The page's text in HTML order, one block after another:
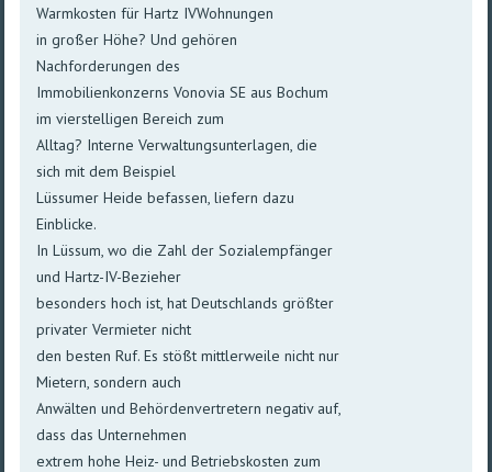
Warmkosten für Hartz IVWohnungen
in großer Höhe? Und gehören
Nachforderungen des
Immobilienkonzerns Vonovia SE aus Bochum
im vierstelligen Bereich zum
Alltag? Interne Verwaltungsunterlagen, die
sich mit dem Beispiel
Lüssumer Heide befassen, liefern dazu
Einblicke.
In Lüssum, wo die Zahl der Sozialempfänger
und Hartz-IV-Bezieher
besonders hoch ist, hat Deutschlands größter
privater Vermieter nicht
den besten Ruf. Es stößt mittlerweile nicht nur
Mietern, sondern auch
Anwälten und Behördenvertretern negativ auf,
dass das Unternehmen
extrem hohe Heiz- und Betriebskosten zum